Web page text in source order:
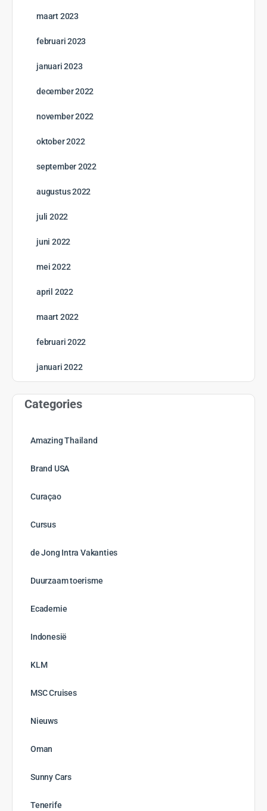
maart 2023
februari 2023
januari 2023
december 2022
november 2022
oktober 2022
september 2022
augustus 2022
juli 2022
juni 2022
mei 2022
april 2022
maart 2022
februari 2022
januari 2022
Categories
Amazing Thailand
Brand USA
Curaçao
Cursus
de Jong Intra Vakanties
Duurzaam toerisme
Ecademie
Indonesië
KLM
MSC Cruises
Nieuws
Oman
Sunny Cars
Tenerife